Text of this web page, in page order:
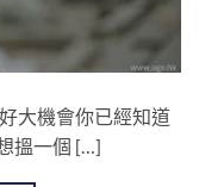
大機會你已經知道
搵一個 […]